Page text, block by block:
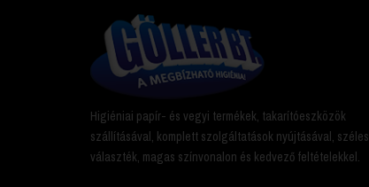
Higiéniai papír- és vegyi termékek, takarítóeszközök
szállításával, komplett szolgáltatások nyújtásával, széles
választék, magas színvonalon és kedvező feltételekkel.